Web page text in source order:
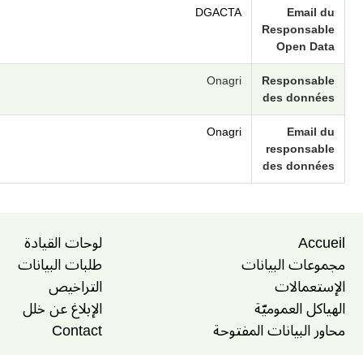
Email du
Responsable
Open Data
DGACTA
Responsable
des données
Onagri
Email du
responsable
des données
Onagri
Accueil
مجموعات البيانات
الإستعمالات
الهياكل العموميّة
محاور البيانات المفتوحة
لوحات القيادة
طلبات البيانات
التراخيص
الإبلاغ عن خلل
Contact